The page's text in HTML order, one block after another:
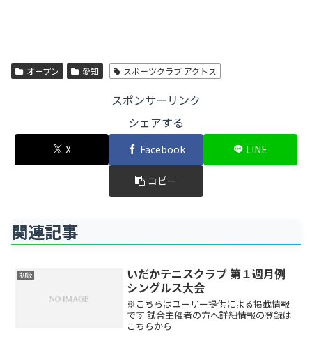
オープン 愛知 スポーツクラブ アクトス
スポンサーリンク
シェアする
X Facebook LINE
コピー
関連記事
初級
いだかテニスクラブ 第１週月例
シングルス大会
※こちらはユーザー提供による掲載情報
です 試合主催者の方へ詳細情報の登録は
こちらから